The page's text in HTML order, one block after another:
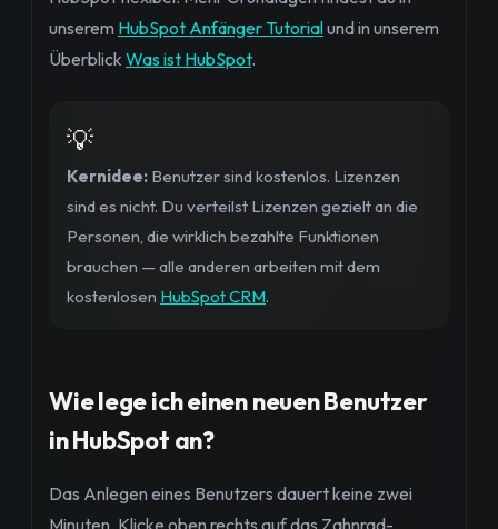
unserem HubSpot Anfänger Tutorialund in unserem
Überblick Was ist HubSpot.
💡
Kernidee: Benutzer sind kostenlos. Lizenzen
sind es nicht. Du verteilst Lizenzen gezielt an die
Personen, die wirklich bezahlte Funktionen
brauchen — alle anderen arbeiten mit dem
kostenlosen HubSpot CRM.
Wie lege ich einen neuen Benutzer
in HubSpot an?
Das Anlegen eines Benutzers dauert keine zwei
Minuten. Klicke oben rechts auf das Zahnrad-